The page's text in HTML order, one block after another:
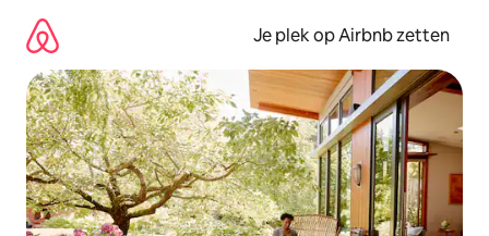
direct
naar
inhoud
Je plek op Airbnb zetten